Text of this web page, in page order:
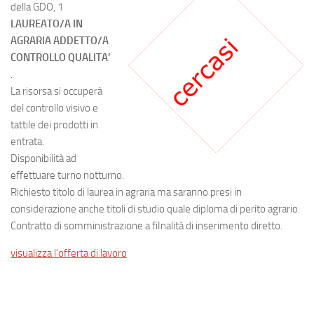
della GDO, 1
LAUREATO/A IN
AGRARIA ADDETTO/A
CONTROLLO QUALITA’
.
La risorsa si occuperà
del controllo visivo e
tattile dei prodotti in
entrata.
Disponibilità ad
effettuare turno notturno.
Richiesto titolo di laurea in agraria ma saranno presi in
considerazione anche titoli di studio quale diploma di perito agrario.
Contratto di somministrazione a fiInalità di inserimento diretto.
visualizza l’offerta di lavoro